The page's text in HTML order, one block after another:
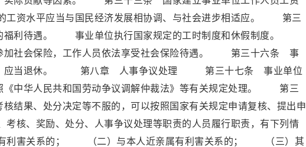
资水平应当与国民经济发展相协调、与社会进步相适应。 第三
福利待遇。 事业单位执行国家规定的工时制度和休假制度。
加社会保险，工作人员依法享受社会保险待遇。 第三十六条 事
的，应当退休。 第八章 人事争议处理 第三十七条 事业单位
《中华人民共和国劳动争议调解仲裁法》等有关规定处理。 第三
结果、处分决定等不服的，可以按照国家有关规定申请复核、提出申
、奖励、处分、人事争议处理等职责的人员履行职责，有下列情
利害关系的； （二）与本人近亲属有利害关系的； （三）其